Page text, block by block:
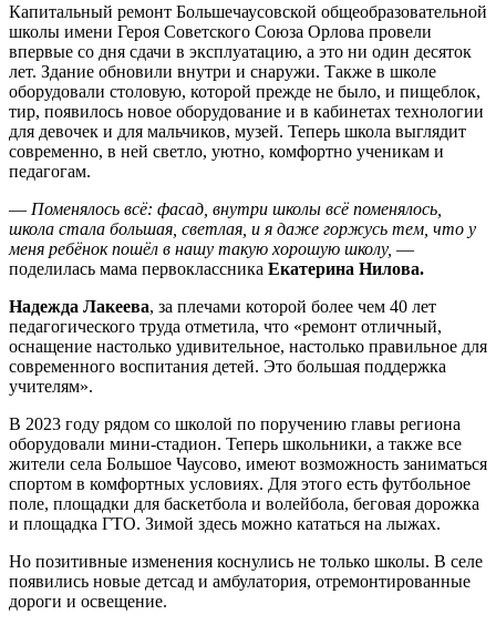
Капитальный ремонт Большечаусовской общеобразовательной
школы имени Героя Советского Союза Орлова провели
впервые со дня сдачи в эксплуатацию, а это ни один десяток
лет. Здание обновили внутри и снаружи. Также в школе
оборудовали столовую, которой прежде не было, и пищеблок,
тир, появилось новое оборудование и в кабинетах технологии
для девочек и для мальчиков, музей. Теперь школа выглядит
современно, в ней светло, уютно, комфортно ученикам и
педагогам.
— Поменялось всё: фасад, внутри школы всё поменялось,
школа стала большая, светлая, и я даже горжусь тем, что у
меня ребёнок пошёл в нашу такую хорошую школу, —
поделилась мама первоклассника Екатерина Нилова.
Надежда Лакеева, за плечами которой более чем 40 лет
педагогического труда отметила, что «ремонт отличный,
оснащение настолько удивительное, настолько правильное для
современного воспитания детей. Это большая поддержка
учителям».
В 2023 году рядом со школой по поручению главы региона
оборудовали мини-стадион. Теперь школьники, а также все
жители села Большое Чаусово, имеют возможность заниматься
спортом в комфортных условиях. Для этого есть футбольное
поле, площадки для баскетбола и волейбола, беговая дорожка
и площадка ГТО. Зимой здесь можно кататься на лыжах.
Но позитивные изменения коснулись не только школы. В селе
появились новые детсад и амбулатория, отремонтированные
дороги и освещение.